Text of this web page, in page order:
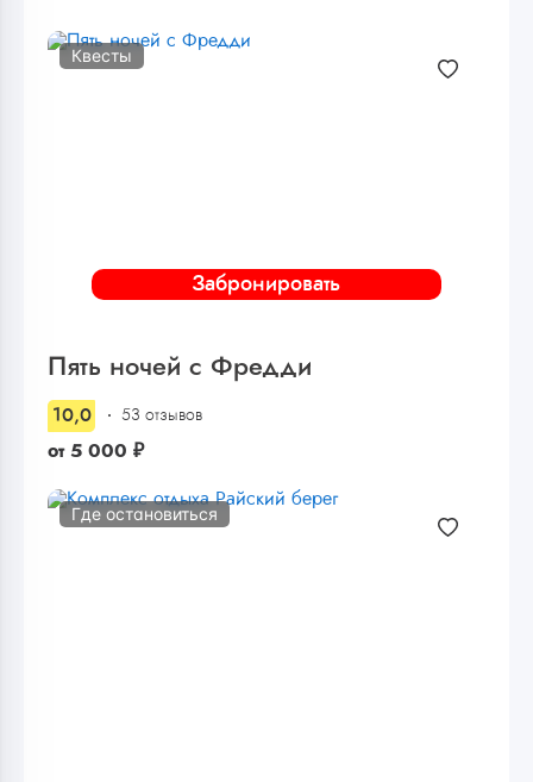
Забронировать
Квесты
Пять ночей с Фредди
10,0 53 отзывов
от 5 000 ₽
Где остановиться